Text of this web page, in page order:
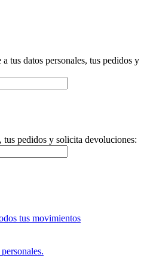
a tus datos personales, tus pedidos y
tus pedidos y solicita devoluciones:
tus movimientos